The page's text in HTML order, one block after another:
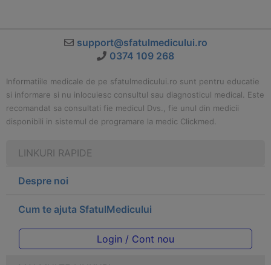
support@sfatulmedicului.ro
0374 109 268
Informatiile medicale de pe sfatulmedicului.ro sunt pentru educatie
si informare si nu inlocuiesc consultul sau diagnosticul medical. Este
recomandat sa consultati fie medicul Dvs., fie unul din medicii
disponibili in sistemul de programare la medic Clickmed.
LINKURI RAPIDE
Despre noi
Cum te ajuta SfatulMedicului
Login / Cont nou